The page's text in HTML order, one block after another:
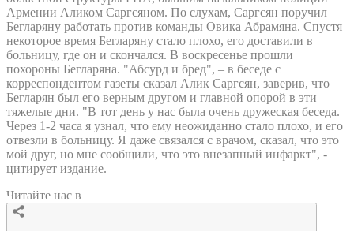
Армении Аликом Саргсяном. По слухам, Саргсян поручил
Бегларяну работать против команды Овика Абрамяна. Спустя
некоторое время Бегларяну стало плохо, его доставили в
больницу, где он и скончался. В воскресенье прошли
похороны Бегларяна. "Абсурд и бред", – в беседе с
корреспондентом газеты сказал Алик Саргсян, заверив, что
Бегларян был его верным другом и главной опорой в эти
тяжелые дни. "В тот день у нас была очень дружеская беседа.
Через 1-2 часа я узнал, что ему неожиданно стало плохо, и его
отвезли в больницу. Я даже связался с врачом, сказал, что это
мой друг, но мне сообщили, что это внезапный инфаркт", -
цитирует издание.
Читайте нас в